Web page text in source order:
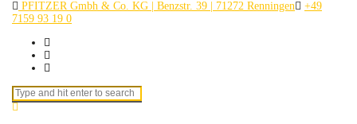
PFITZER Gmbh & Co. KG | Benzstr. 39 | 71272 Renningen
+49
7159 93 19 0
Search for: